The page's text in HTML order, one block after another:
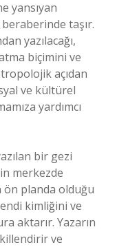
yansıyan
taşır.
yazılacağı,
biçimini ve
açıdan
ve kültürel
yardımcı
bir gezi
merkezde
ön planda olduğu
kimliğini ve
aktarır. Yazarın
ve